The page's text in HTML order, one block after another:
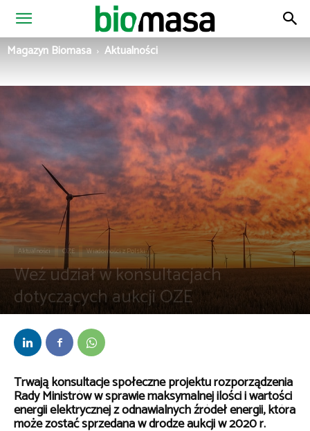
Magazyn
Magazyn Biomasa Aktualności
Aktualności OZE Wiadomości z Polski
Weź udział w konsultacjach
dotyczących aukcji OZE
Przez bem-
Trwają konsultacje społeczne projektu rozporządzenia
Rady Ministrów w sprawie maksymalnej ilości i wartości
energii elektrycznej z odnawialnych źródeł energii, która
może zostać sprzedana w drodze aukcji w 2020 r.